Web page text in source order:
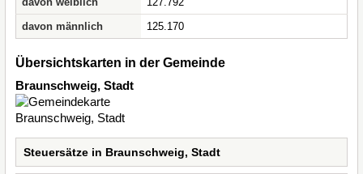
davon männlich
125.170
Übersichtskarten in der Gemeinde
Braunschweig, Stadt
Steuersätze in Braunschweig, Stadt